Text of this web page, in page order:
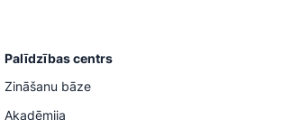
Palīdzības centrs
Zināšanu bāze
Akadēmija